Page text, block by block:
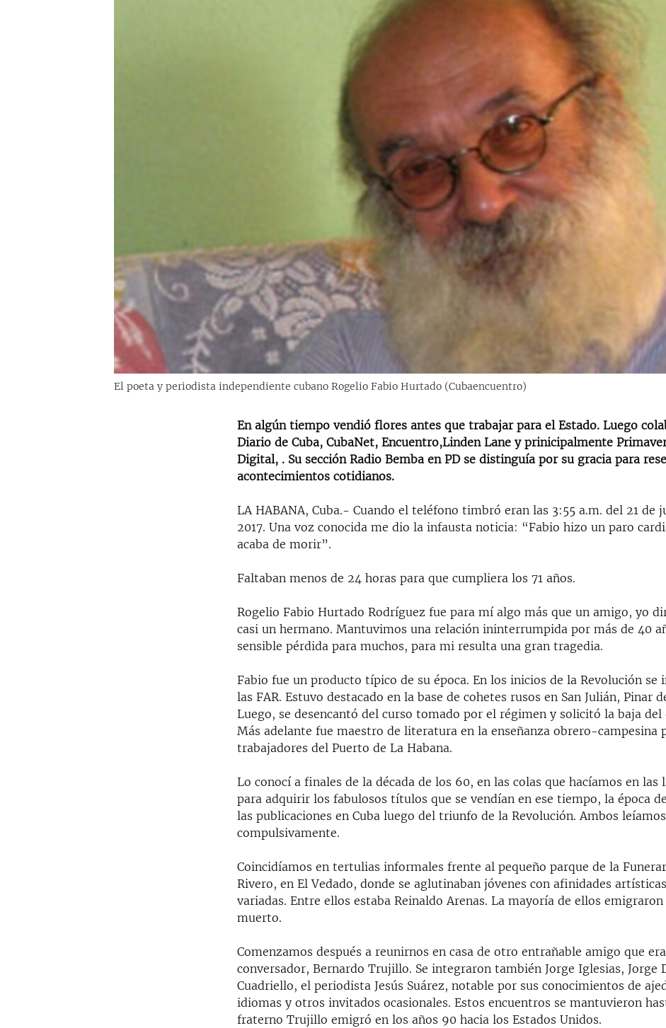
El poeta y periodista independiente cubano Rogelio Fabio Hurtado (Cubaencuentro)
En algún tiempo vendió flores antes que trabajar para el Estado. Luego
Diario de Cuba, CubaNet, Encuentro,Linden Lane y prinicipalmente
Digital, . Su sección Radio Bemba en PD se distinguía por su gracia para
acontecimientos cotidianos.
LA HABANA, Cuba.- Cuando el teléfono timbró eran las 3:55 a.m. del 21 de
2017. Una voz conocida me dio la infausta noticia: “Fabio hizo un paro
acaba de morir”.
Faltaban menos de 24 horas para que cumpliera los 71 años.
Rogelio Fabio Hurtado Rodríguez fue para mí algo más que un amigo, yo
casi un hermano. Mantuvimos una relación ininterrumpida por más de 40
sensible pérdida para muchos, para mi resulta una gran tragedia.
Fabio fue un producto típico de su época. En los inicios de la Revolución se
las FAR. Estuvo destacado en la base de cohetes rusos en San Julián, Pinar
Luego, se desencantó del curso tomado por el régimen y solicitó la baja del
Más adelante fue maestro de literatura en la enseñanza obrero-campesina
trabajadores del Puerto de La Habana.
Lo conocí a finales de la década de los 60, en las colas que hacíamos en las
para adquirir los fabulosos títulos que se vendían en ese tiempo, la época
las publicaciones en Cuba luego del triunfo de la Revolución. Ambos leíamos
compulsivamente.
Coincidíamos en tertulias informales frente al pequeño parque de la
Rivero, en El Vedado, donde se aglutinaban jóvenes con afinidades
variadas. Entre ellos estaba Reinaldo Arenas. La mayoría de ellos
muerto.
Comenzamos después a reunirnos en casa de otro entrañable amigo que
conversador, Bernardo Trujillo. Se integraron también Jorge Iglesias, Jorge
Cuadriello, el periodista Jesús Suárez, notable por sus conocimientos de
idiomas y otros invitados ocasionales. Estos encuentros se mantuvieron
fraterno Trujillo emigró en los años 90 hacia los Estados Unidos.